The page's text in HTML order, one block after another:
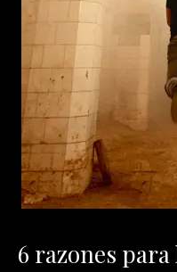
6 razones